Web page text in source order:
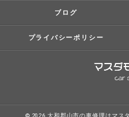
ブログ
プライバシーポリシー